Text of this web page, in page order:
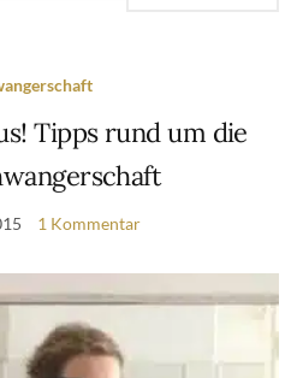
Tipps rund um die
1 Kommentar